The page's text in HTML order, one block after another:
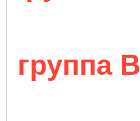
группа В